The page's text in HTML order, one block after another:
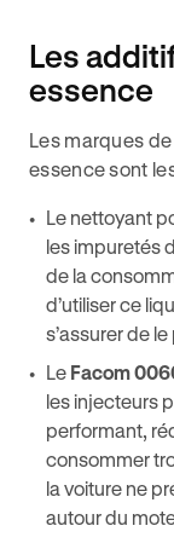
Les
essence
Les marques
essence sont
Le nettoyant
les impuretés
de la
d’utiliser ce
s’assurer de
Le Facom
les injecteurs
performant,
consommer
la voiture ne
autour du